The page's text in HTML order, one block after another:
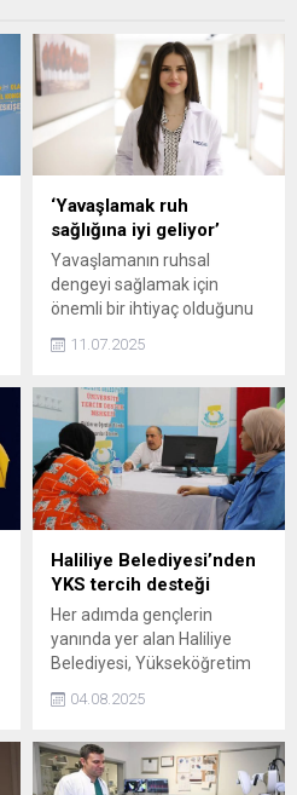
‘Yavaşlamak ruh
sağlığına iyi geliyor’
Yavaşlamanın ruhsal
dengeyi sağlamak için
önemli bir ihtiyaç olduğunu
İlayda Kutevu, “İnsan zihni
koşturarak sağlıklı kalamaz.
Yavaşlamak, duygularımızı
fark etmenin, ihtiyaçlarımızı
duymanın ve gerçekten
yaşamın içinde olduğumuzu
hissetmenin bir yoludur”
dedi.
11.07.2025
Haliliye Belediyesi’nden
YKS tercih desteği
Her adımda gençlerin
yanında yer alan Haliliye
Belediyesi, Yükseköğretim
sonrası başlayan tercih
yalnız bırakmıyor.
04.08.2025